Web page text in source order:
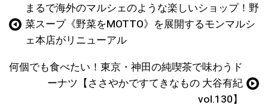
まるで海外のマルシェのような楽しいショップ！野
菜スープ《野菜をMOTTO》を展開するモンマルシ
ェ本店がリニューアル
何個でも食べたい！東京・神田の純喫茶で味わうド
ーナツ【ささやかですてきなもの 大谷有紀
vol.130】